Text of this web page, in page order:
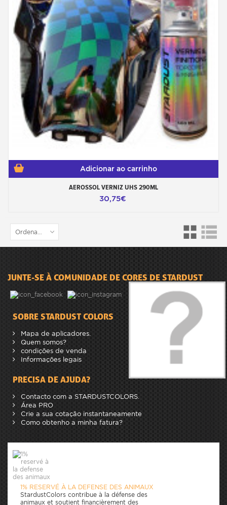
Adicionar ao carrinho
AEROSSOL VERNIZ UHS 290ML
30,75€
Ordenar por
JUNTE-SE À COMUNIDADE DE CORES DE STARDUST
SOBRE STARDUST COLORS
Mapa de aplicadores.
Quem somos?
condições de venda
Informações legais
PRECISA DE AJUDA?
Contacto com a STARDUSTCOLORS.
Área PRO
Crie a sua cotação instantaneamente
Como obtenho a minha fatura?
1% RESERVÉ À LA DEFENSE DES ANIMAUX
StardustColors contribue à la défense des
animaux et soutient financièrement des